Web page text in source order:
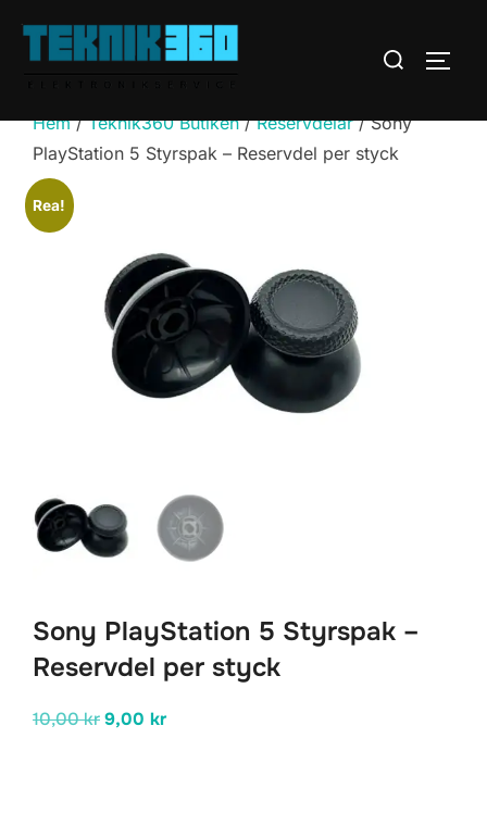
Sök
Hem/Teknik360 Butiken/Reservdelar/ Sony
PlayStation 5 Styrspak – Reservdel per styck
Rea!
Sony PlayStation 5 Styrspak –
Reservdel per styck
10,00krDet
9,00 krDet